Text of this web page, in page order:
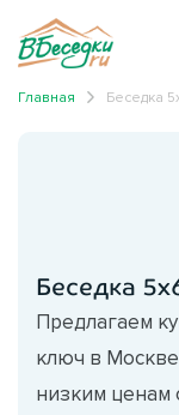
Главная Беседка
Беседка
Предлагаем
ключ в
низким ценам